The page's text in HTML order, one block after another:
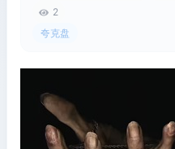
2
夸克盘